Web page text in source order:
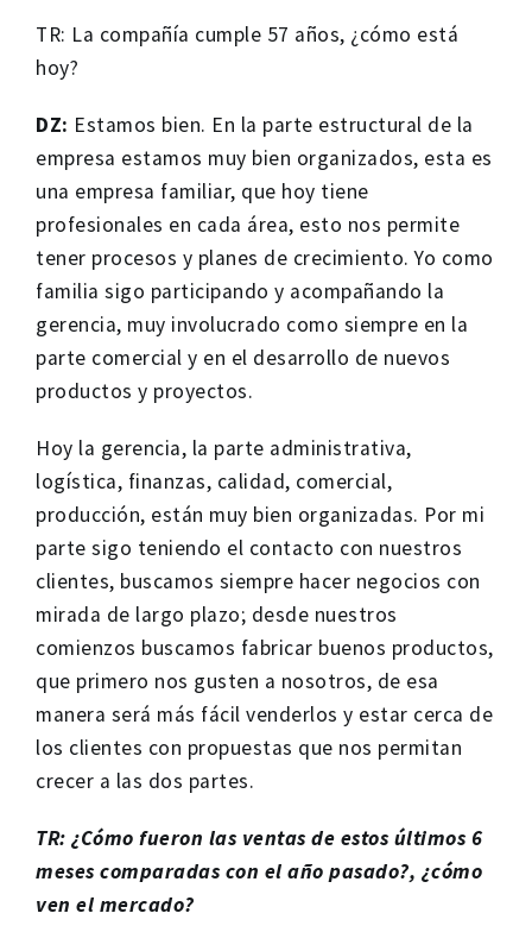
TR: La compañía cumple 57 años, ¿cómo está
hoy?
DZ: Estamos bien. En la parte estructural de la
empresa estamos muy bien organizados, esta es
una empresa familiar, que hoy tiene
profesionales en cada área, esto nos permite
tener procesos y planes de crecimiento. Yo como
familia sigo participando y acompañando la
gerencia, muy involucrado como siempre en la
parte comercial y en el desarrollo de nuevos
productos y proyectos.
Hoy la gerencia, la parte administrativa,
logística, finanzas, calidad, comercial,
producción, están muy bien organizadas. Por mi
parte sigo teniendo el contacto con nuestros
clientes, buscamos siempre hacer negocios con
mirada de largo plazo; desde nuestros
comienzos buscamos fabricar buenos productos,
que primero nos gusten a nosotros, de esa
manera será más fácil venderlos y estar cerca de
los clientes con propuestas que nos permitan
crecer a las dos partes.
TR: ¿Cómo fueron las ventas de estos últimos 6
meses comparadas con el año pasado?, ¿cómo
ven el mercado?